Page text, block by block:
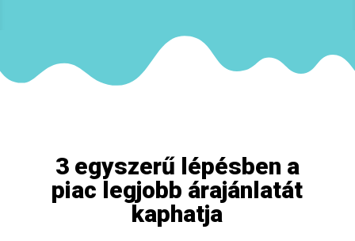
3 egyszerű lépésben a
piac legjobb árajánlatát
kaphatja